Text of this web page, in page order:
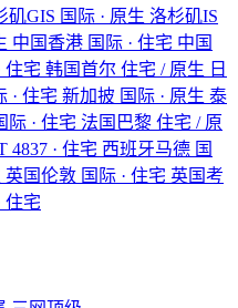
矶GIS 国际 · 原生 洛杉矶IS
中国香港 国际 · 住宅 中国
住宅 韩国首尔 住宅 / 原生 日
· 住宅 新加披 国际 · 原生 泰
际 · 住宅 法国巴黎 住宅 / 原
4837 · 住宅 西班牙马德 国
英国伦敦 国际 · 住宅 英国考
住宅